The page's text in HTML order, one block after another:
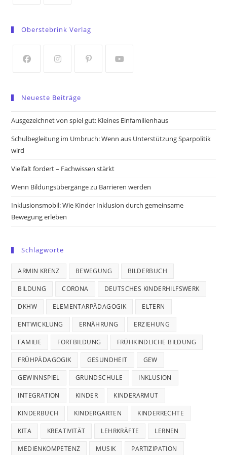
a
tab
tab
Oberstebrink Verlag
a
new
new
a
new
new
Neueste Beiträge
Ausgezeichnet von spiel gut: Kleines Einfamilienhaus
Schulbegleitung im Umbruch: Wenn aus Unterstützung Sparpolitik
wird
Vielfalt fordert – Fachwissen stärkt
Wenn Bildungsübergänge zu Barrieren werden
Inklusionsmobil: Wie Kinder Inklusion durch gemeinsame
Bewegung erleben
Schlagworte
ARMIN KRENZ BEWEGUNG BILDERBUCH
BILDUNG CORONA DEUTSCHES KINDERHILFSWERK
DKHW ELEMENTARPÄDAGOGIK ELTERN
ENTWICKLUNG ERNÄHRUNG ERZIEHUNG
FAMILIE FORTBILDUNG FRÜHKINDLICHE BILDUNG
FRÜHPÄDAGOGIK GESUNDHEIT GEW
GEWINNSPIEL GRUNDSCHULE INKLUSION
INTEGRATION KINDER KINDERARMUT
KINDERBUCH KINDERGARTEN KINDERRECHTE
KITA KREATIVITÄT LEHRKRÄFTE LERNEN
MEDIENKOMPETENZ MUSIK PARTIZIPATION